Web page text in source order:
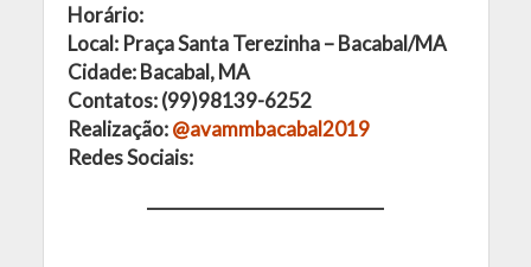
Horário:
Local: Praça Santa Terezinha – Bacabal/MA
Cidade: Bacabal, MA
Contatos: (99)98139-6252
Realização:@avammbacabal2019
Redes Sociais: